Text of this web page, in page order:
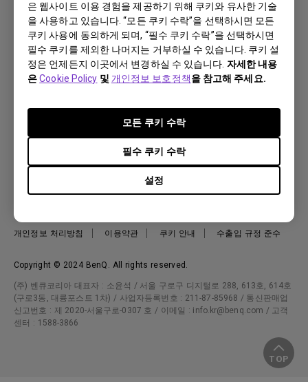
은 웹사이트 이용 경험을 제공하기 위해 쿠키와 유사한 기술
을 사용하고 있습니다. “모든 쿠키 수락”을 선택하시면 모든
쿠키 사용에 동의하게 되며, “필수 쿠키 수락”을 선택하시면
필수 쿠키를 제외한 나머지는 거부하실 수 있습니다. 쿠키 설
정은 언제든지 이곳에서 변경하실 수 있습니다. 자세한 내용
은Cookie Policy 및 개인정보 보호정책을 참고해 주세요.
설정
필수 쿠키 수락
모든 쿠키 수락
프로젝터
모니터
조명
솔루션
Eye-Care 모니터
BenQ AQCOLOR 기술
e스포츠
지원
문의
다운로드
정보
BenQ 지식센터
사회적 책임
Copyright © 2024 BenQ. All rights reserved.
개인정보 처리방침 이용약관 쿠키 안내 수출입 규정 준수
Korea - 한국어
(주) 벤큐코리아 대표자 : 소윤석 / 서울 구로구 디지털로 288, 613호, 614호
(구로3동, 대륭포스트 1차) / 사업자등록번호 : 211-87-85968 / 통신판매업
신고번호 : 제 2020-서울구로-0307 호 / 이메일 : info.kr@benq.com / 고객
센터 : 1588-3866
TOP